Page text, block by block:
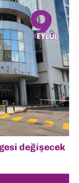
değişecek